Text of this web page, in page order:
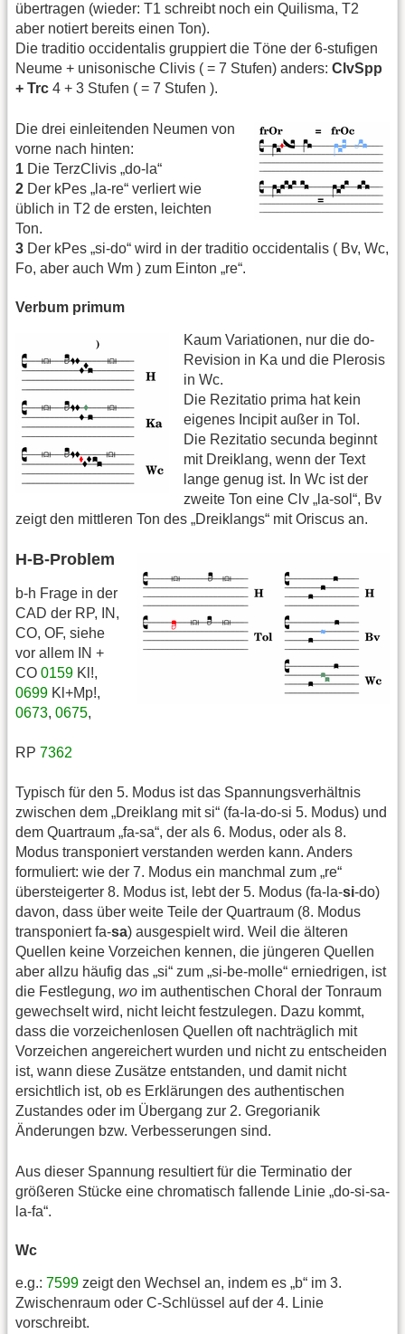
übertragen (wieder: T1 schreibt noch ein Quilisma, T2
aber notiert bereits einen Ton).
Die traditio occidentalis gruppiert die Töne der 6-stufigen
Neume + unisonische Clivis ( = 7 Stufen) anders: ClvSpp
+ Trc 4 + 3 Stufen ( = 7 Stufen ).
Die drei einleitenden Neumen von
vorne nach hinten:
1 Die TerzClivis „do-la“
2 Der kPes „la-re“ verliert wie
üblich in T2 de ersten, leichten
Ton.
3 Der kPes „si-do“ wird in der traditio occidentalis ( Bv, Wc,
Fo, aber auch Wm ) zum Einton „re“.
Verbum primum
Kaum Variationen, nur die do-
Revision in Ka und die Plerosis
in Wc.
Die Rezitatio prima hat kein
eigenes Incipit außer in Tol.
Die Rezitatio secunda beginnt
mit Dreiklang, wenn der Text
lange genug ist. In Wc ist der
zweite Ton eine Clv „la-sol“, Bv
zeigt den mittleren Ton des „Dreiklangs“ mit Oriscus an.
H-B-Problem
b-h Frage in der
CAD der RP, IN,
CO, OF, siehe
vor allem IN +
CO 0159 Kl!,
0699 Kl+Mp!,
0673, 0675,
RP 7362
Typisch für den 5. Modus ist das Spannungsverhältnis
zwischen dem „Dreiklang mit si“ (fa-la-do-si 5. Modus) und
dem Quartraum „fa-sa“, der als 6. Modus, oder als 8.
Modus transponiert verstanden werden kann. Anders
formuliert: wie der 7. Modus ein manchmal zum „re“
übersteigerter 8. Modus ist, lebt der 5. Modus (fa-la-si-do)
davon, dass über weite Teile der Quartraum (8. Modus
transponiert fa-sa) ausgespielt wird. Weil die älteren
Quellen keine Vorzeichen kennen, die jüngeren Quellen
aber allzu häufig das „si“ zum „si-be-molle“ erniedrigen, ist
die Festlegung, wo im authentischen Choral der Tonraum
gewechselt wird, nicht leicht festzulegen. Dazu kommt,
dass die vorzeichenlosen Quellen oft nachträglich mit
Vorzeichen angereichert wurden und nicht zu entscheiden
ist, wann diese Zusätze entstanden, und damit nicht
ersichtlich ist, ob es Erklärungen des authentischen
Zustandes oder im Übergang zur 2. Gregorianik
Änderungen bzw. Verbesserungen sind.
Aus dieser Spannung resultiert für die Terminatio der
größeren Stücke eine chromatisch fallende Linie „do-si-sa-
la-fa“.
Wc
e.g.: 7599 zeigt den Wechsel an, indem es „b“ im 3.
Zwischenraum oder C-Schlüssel auf der 4. Linie
vorschreibt.